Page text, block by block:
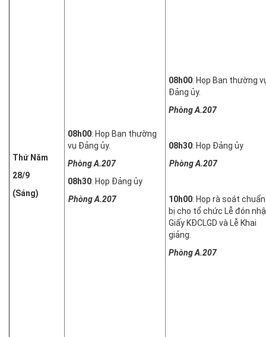
Thứ Năm
28/9
(Sáng)
08h00: Họp Ban thường
vụ Đảng ủy.
Phòng A.207
08h30: Họp Đảng ủy
Phòng A.207
08h00: Họp Ban thường
Đảng ủy.
Phòng A.207
08h30: Họp Đảng ủy
Phòng A.207
10h00: Họp rà soát chuẩn
bị cho tổ chức Lễ đón
Giấy KĐCLGD và Lễ Khai
giảng.
Phòng A.207